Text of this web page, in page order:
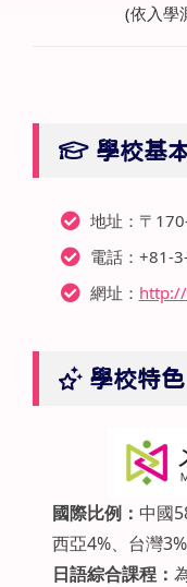
(依入學
學校基
地址：〒
電話：+81-
網址：
學校特色
國際比例： 中國
西亞4%、台灣
日語綜合課程：